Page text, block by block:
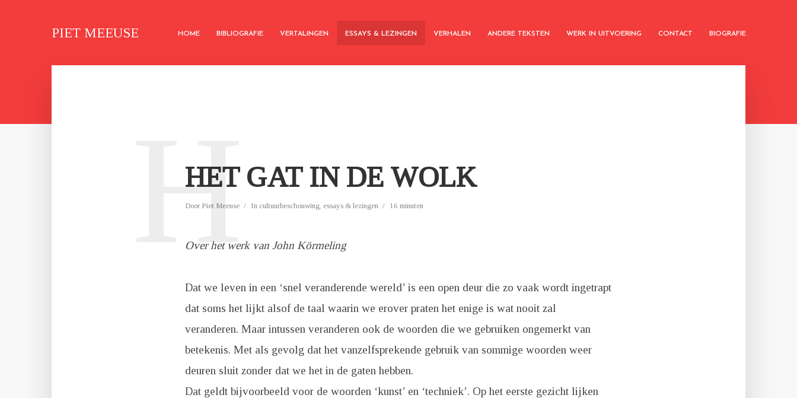
PIET MEEUSE HOME BIBLIOGRAFIE VERTALINGEN ESSAYS & LEZINGEN VERHALEN ANDERE TEKSTEN WERK IN UITVOERING CONTACT BIOGRAFIE
HET GAT IN DE WOLK
Door Piet Meeuse In cultuurbeschouwing, essays & lezingen 16 minuten
H
Over het werk van John Körmeling
Dat we leven in een ‘snel veranderende wereld’ is een open deur die zo vaak wordt ingetrapt
dat soms het lijkt alsof de taal waarin we erover praten het enige is wat nooit zal
veranderen. Maar intussen veranderen ook de woorden die we gebruiken ongemerkt van
betekenis. Met als gevolg dat het vanzelfsprekende gebruik van sommige woorden weer
deuren sluit zonder dat we het in de gaten hebben.
Dat geldt bijvoorbeeld voor de woorden ‘kunst’ en ‘techniek’. Op het eerste gezicht lijken